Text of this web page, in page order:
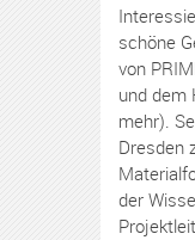
schöne
von
und dem
mehr).
Dresden
der